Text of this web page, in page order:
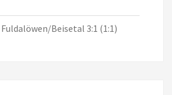
Fuldalöwen/Beisetal 3:1 (1:1)